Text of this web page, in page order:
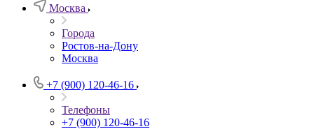
Москва
Города
Ростов-на-Дону
Москва
+7 (900) 120-46-16
Телефоны
+7 (900) 120-46-16